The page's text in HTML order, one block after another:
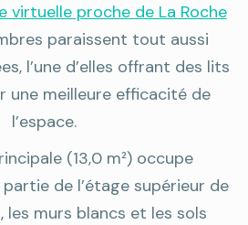
virtuelle proche de La Roche
paraissent tout aussi
l’une d’elles offrant des lits
une meilleure efficacité de
l’espace.
(13,0 m²) occupe
de l’étage supérieur de
les murs blancs et les sols